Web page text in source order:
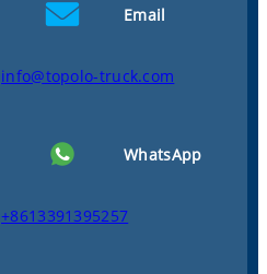
Email
info@topolo-truck.com
WhatsApp
+8613391395257